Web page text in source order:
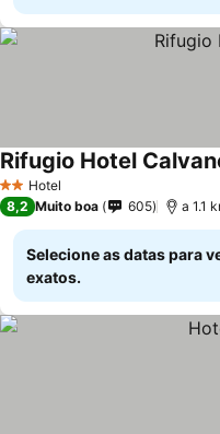
2 Estrelas
Hotel
Rifugio Hotel
8,2 Muito boa 605 a 1.1
Selecione as datas para
exatos.